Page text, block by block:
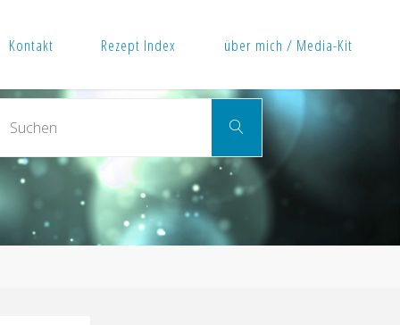
Kontakt Rezept Index über mich / Media-Kit
Suchen
nach:
Suchen